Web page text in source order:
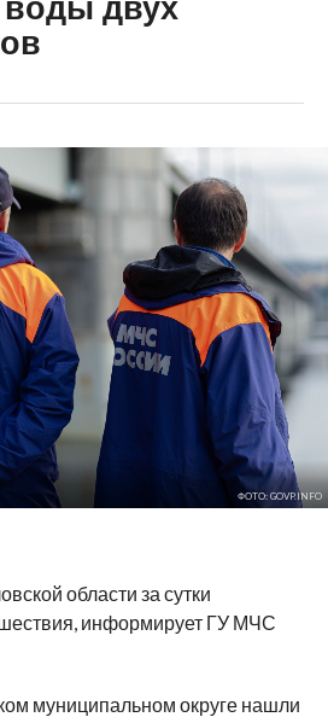
двух
ФОТО: GOVP.INFO
области за сутки
информирует ГУ МЧС
муниципальном округе нашли